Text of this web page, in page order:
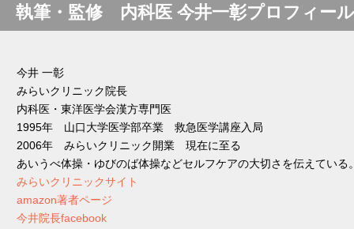
執筆・監修 内科医 今井一彰プロフィール
今井 一彰
みらいクリニック院長
内科医・東洋医学会漢方専門医
1995年 山口大学医学部卒業 救急医学講座入局
2006年 みらいクリニック開業 現在に至る
あいうべ体操・ゆびのば体操などセルフケアの大切さを伝えてい
みらいクリニックサイト
amazon著者ページ
今井院長facebook